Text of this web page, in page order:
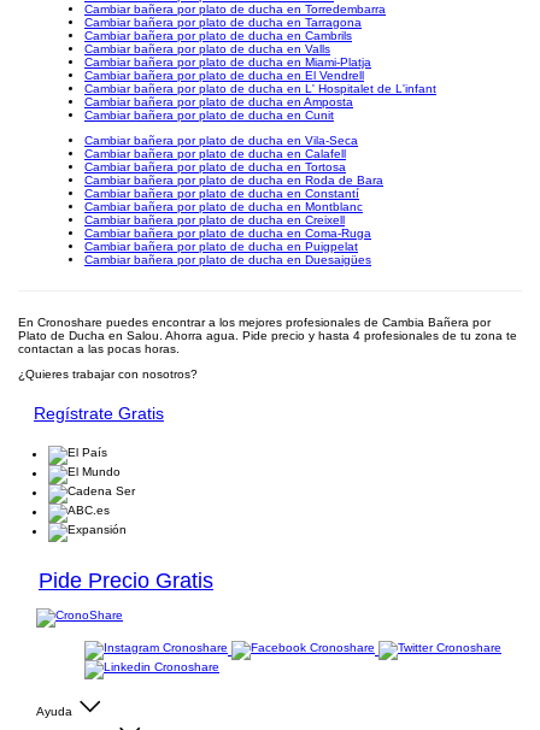
Cambiar bañera por plato de ducha en Torredembarra
Cambiar bañera por plato de ducha en Tarragona
Cambiar bañera por plato de ducha en Cambrils
Cambiar bañera por plato de ducha en Valls
Cambiar bañera por plato de ducha en Miami-Platja
Cambiar bañera por plato de ducha en El Vendrell
Cambiar bañera por plato de ducha en L' Hospitalet de L'infant
Cambiar bañera por plato de ducha en Amposta
Cambiar bañera por plato de ducha en Cunit
Cambiar bañera por plato de ducha en Vila-Seca
Cambiar bañera por plato de ducha en Calafell
Cambiar bañera por plato de ducha en Tortosa
Cambiar bañera por plato de ducha en Roda de Bara
Cambiar bañera por plato de ducha en Constantí
Cambiar bañera por plato de ducha en Montblanc
Cambiar bañera por plato de ducha en Creixell
Cambiar bañera por plato de ducha en Coma-Ruga
Cambiar bañera por plato de ducha en Puigpelat
Cambiar bañera por plato de ducha en Duesaigües
En Cronoshare puedes encontrar a los mejores profesionales de Cambia Bañera por
Plato de Ducha en Salou. Ahorra agua. Pide precio y hasta 4 profesionales de tu zona te
contactan a las pocas horas.
¿Quieres trabajar con nosotros?
Regístrate Gratis
Pide Precio Gratis
Ayuda